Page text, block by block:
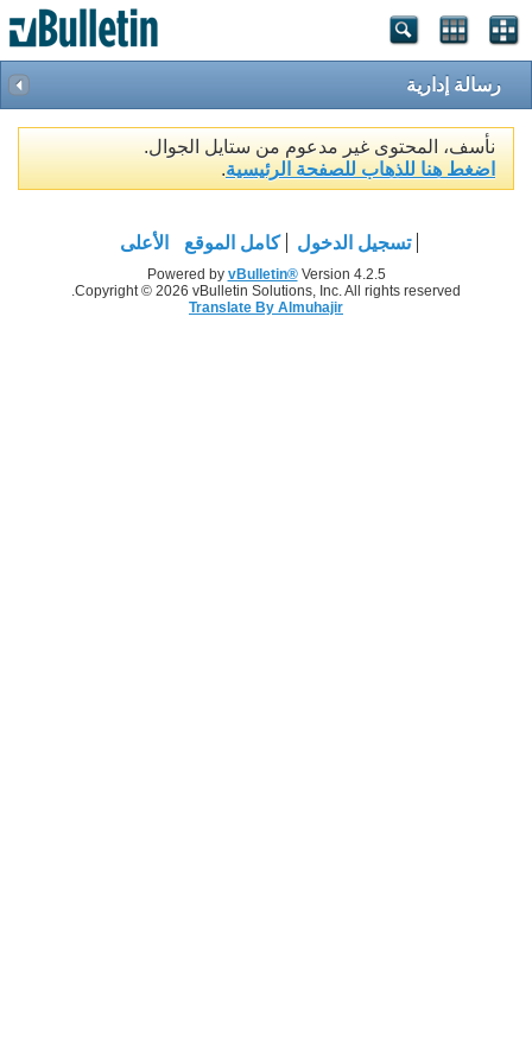
رسالة إدارية
نأسف، المحتوى غير مدعوم من ستايل الجوال.
اضغط هنا للذهاب للصفحة الرئيسية.
تسجيل الدخول كامل الموقع الأعلى
Powered by vBulletin®Version 4.2.5
Copyright © 2026 vBulletin Solutions, Inc. All rights reserved.
Translate By Almuhajir